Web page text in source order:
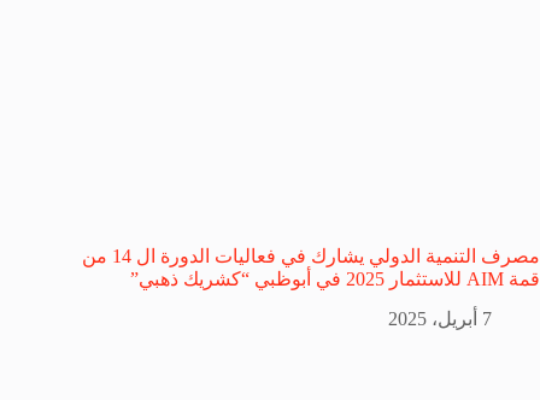
مصرف التنمية الدولي يشارك في فعاليات الدورة ال 14 من
قمة AIM للاستثمار 2025 في أبوظبي “كشريك ذهبي”
7 أبريل، 2025